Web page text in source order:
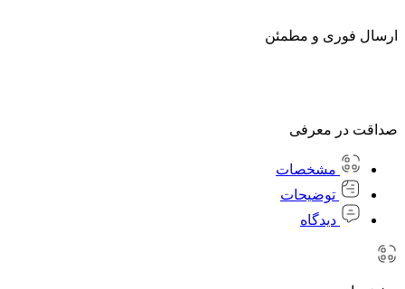
ارسال فوری و مطمئن
صداقت در معرفی
مشخصات
توضیحات
دیدگاه